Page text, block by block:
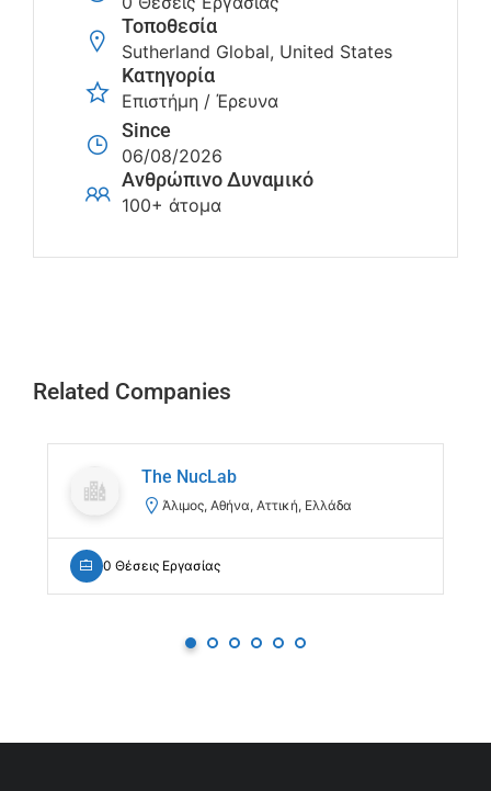
Τοποθεσία
Sutherland Global, United States
Κατηγορία
Επιστήμη / Έρευνα
Since
06/08/2026
Ανθρώπινο Δυναμικό
100+ άτομα
Related Companies
Τhe NucLab
Άλιμος, Αθήνα, Αττική, Ελλάδα
0 Θέσεις Εργασίας